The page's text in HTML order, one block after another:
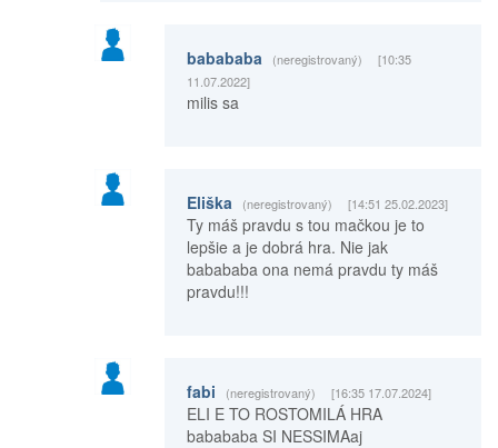
babababa (neregistrovaný)
[10:35
11.07.2022]
milis sa
Eliška (neregistrovaný) [14:51 25.02.2023]
Ty máš pravdu s tou mačkou je to
lepšie a je dobrá hra. Nie jak
babababa ona nemá pravdu ty máš
pravdu!!!
fabi (neregistrovaný) [16:35 17.07.2024]
ELI E TO ROSTOMILÁ HRA
babababa SI NESSIMAaj